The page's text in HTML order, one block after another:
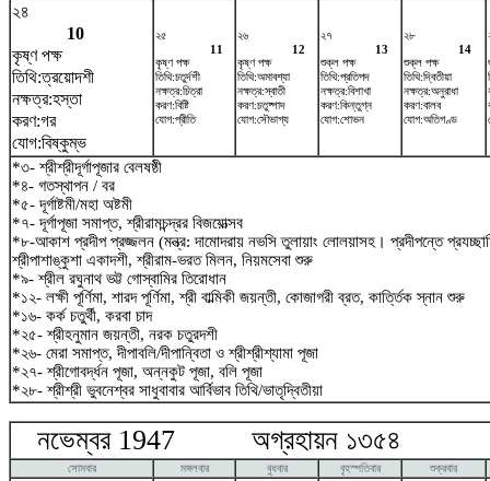
২৪
10
কৃষ্ণ পক্ষ
তিথি:ত্রয়োদশী
নক্ষত্র:হস্তা
করণ:গর
যোগ:বিষ্কুম্ভ
২৫
11
কৃষ্ণ পক্ষ
তিথি:চতুর্দশী
নক্ষত্র:চিত্রা
করণ:বিষ্টি
যোগ:প্রীতি
২৬
12
কৃষ্ণ পক্ষ
তিথি:অমাবশ্যা
নক্ষত্র:স্বাতী
করণ:চতুষ্পাদ
যোগ:সৌভাগ্য
২৭
13
শুক্ল পক্ষ
তিথি:প্রতিপদ
নক্ষত্র:বিশাখা
করণ:কিন্তুগ্ন
যোগ:শোভন
২৮
14
শুক্ল পক্ষ
তিথি:দ্বিতীয়া
নক্ষত্র:অনুরাধা
করণ:বালব
যোগ:অতিগণ্ড
*৩- শ্রীশ্রীদূর্গাপূজার বেলষষ্ঠী
*৪- গতস্থাপন / বর
*৫- দূর্গাষ্টমী/মহা অষ্টমী
*৭- দূর্গাপূজা সমাপ্ত, শ্রীরামচন্দ্রর বিজয়োত্সব
*৮-আকাশ প্রদীপ প্রজ্জলন (মন্ত্র: দামোদরায় নভসি তুলায়াং লোলয়াসহ। প্রদীপন্তে
শ্রীপাশাঙ্কুশা একাদশী, শ্রীরাম-ভরত মিলন, নিয়মসেবা শুরু
*৯- শ্রীল রঘুনাথ ভট্ট গোস্বামির তিরোধান
*১২- লক্ষী পূর্ণিমা, শারদ পূর্ণিমা, শ্রী বাল্মিকী জয়ন্তী, কোজাগরী ব্রত, কার্ত্তিক স্নান শুরু
*১৬- কর্ক চতুর্থী, করবা চাদ
*২৫- শ্রীহনুমান জয়ন্তী, নরক চতুরদশী
*২৬- মেরা সমাপ্ত, দীপাবলি/দীপান্বিতা ও শ্রীশ্রীশ্যামা পূজা
*২৭- শ্রীগোবর্দ্ধন পূজা, অন্নকুট পূজা, বলি পূজা
*২৮- শ্রীশ্রী ভুবনেশ্বর সাধুবাবার আর্বিভাব তিথি/ভাতৃদ্বিতীয়া
নভেম্বর 1947 অগ্রহায়ন ১৩৫৪
সোমবার মঙ্গলবার বুধবার বৃহস্পতিবার শুক্রবার